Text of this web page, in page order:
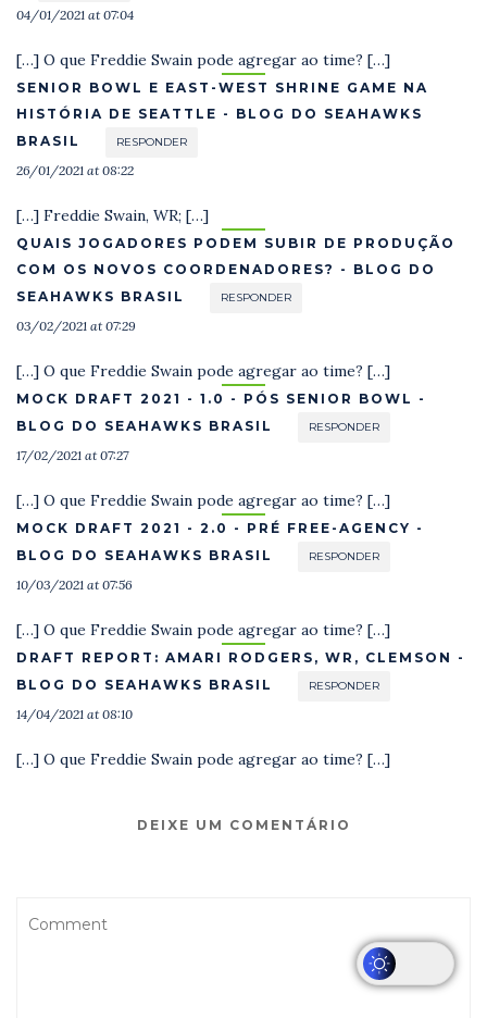
04/01/2021 at 07:04
[…] O que Freddie Swain pode agregar ao time? […]
SENIOR BOWL E EAST-WEST SHRINE GAME NA
HISTÓRIA DE SEATTLE - BLOG DO SEAHAWKS
BRASIL
RESPONDER
26/01/2021 at 08:22
[…] Freddie Swain, WR; […]
QUAIS JOGADORES PODEM SUBIR DE PRODUÇÃO
COM OS NOVOS COORDENADORES? - BLOG DO
SEAHAWKS BRASIL
RESPONDER
03/02/2021 at 07:29
[…] O que Freddie Swain pode agregar ao time? […]
MOCK DRAFT 2021 - 1.0 - PÓS SENIOR BOWL -
BLOG DO SEAHAWKS BRASIL
RESPONDER
17/02/2021 at 07:27
[…] O que Freddie Swain pode agregar ao time? […]
MOCK DRAFT 2021 - 2.0 - PRÉ FREE-AGENCY -
BLOG DO SEAHAWKS BRASIL
RESPONDER
10/03/2021 at 07:56
[…] O que Freddie Swain pode agregar ao time? […]
DRAFT REPORT: AMARI RODGERS, WR, CLEMSON -
BLOG DO SEAHAWKS BRASIL
RESPONDER
14/04/2021 at 08:10
[…] O que Freddie Swain pode agregar ao time? […]
DEIXE UM COMENTÁRIO